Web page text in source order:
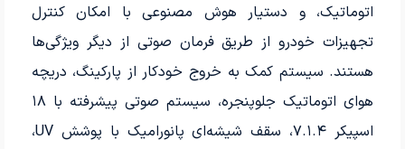
اتوماتیک، و دستیار هوش مصنوعی با امکان کنترل
تجهیزات خودرو از طریق فرمان صوتی از دیگر ویژگی‌ها
هستند. سیستم کمک به خروج خودکار از پارکینگ، دریچه
هوای اتوماتیک جلوپنجره، سیستم صوتی پیشرفته با ۱۸
اسپیکر ۷.۱.۴، سقف شیشه‌ای پانورامیک با پوشش UV،